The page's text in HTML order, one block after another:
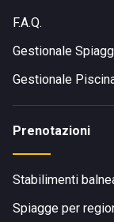
preferisce
ferroviaria di
F.A.Q.
Gestionale
Gestionale
Prenotazioni
Stabilimenti
Spiagge per